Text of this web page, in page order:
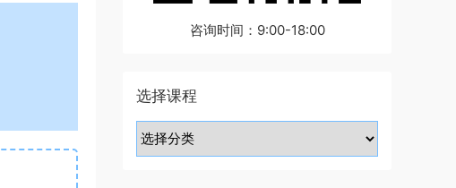
咨询时间：9:00-18:00
选择课程